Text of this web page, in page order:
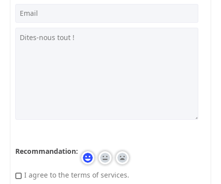
Recommandation:
I agree to the terms of services.